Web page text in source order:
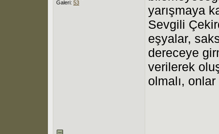
Galeri: 53
yarışmaya
Sevgili
eşyalar,
dereceye
verilerek
olmalı,